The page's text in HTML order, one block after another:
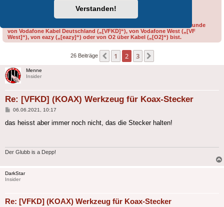
Verstanden!
Bitte gib bei der Erstellung eines Threads im Feld „Präfix“ an, ob du Kunde
von Vodafone Kabel Deutschland („[VFKD]“), von Vodafone West („[VF
West]“), von eazy („[eazy]“) oder von O2 über Kabel („[O2]“) bist.
26 Beiträge Vorherige
1 2 3
Menne
Insider
Re: [VFKD] (KOAX) Werkzeug für Koax-Stecker
Beitrag
06.06.2021, 10:17
das heisst aber immer noch nicht, das die Stecker halten!
Der Glubb is a Depp!
DarkStar
Insider
Re: [VFKD] (KOAX) Werkzeug für Koax-Stecker